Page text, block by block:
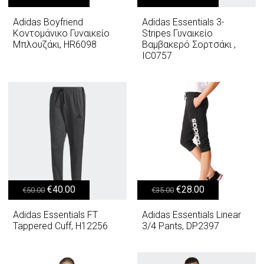
Adidas Boyfriend
Κοντομάνικο Γυναικείο
Μπλουζάκι, HR6098
Adidas Essentials 3-
Stripes Γυναικείο
Βαμβακερό Σορτσάκι ,
IC0757
€50.00 Original price was: €50.00.
€40.00Η τρέχουσα τιμή είναι: €40.00.
Adidas Essentials FT
Tappered Cuff, H12256
€35.00 Original price was: €35.00.
€28.00Η τρέχουσα τιμή είναι: €28.00.
Adidas Essentials Linear
3/4 Pants, DP2397